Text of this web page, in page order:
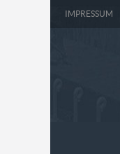
IMPRESSUM